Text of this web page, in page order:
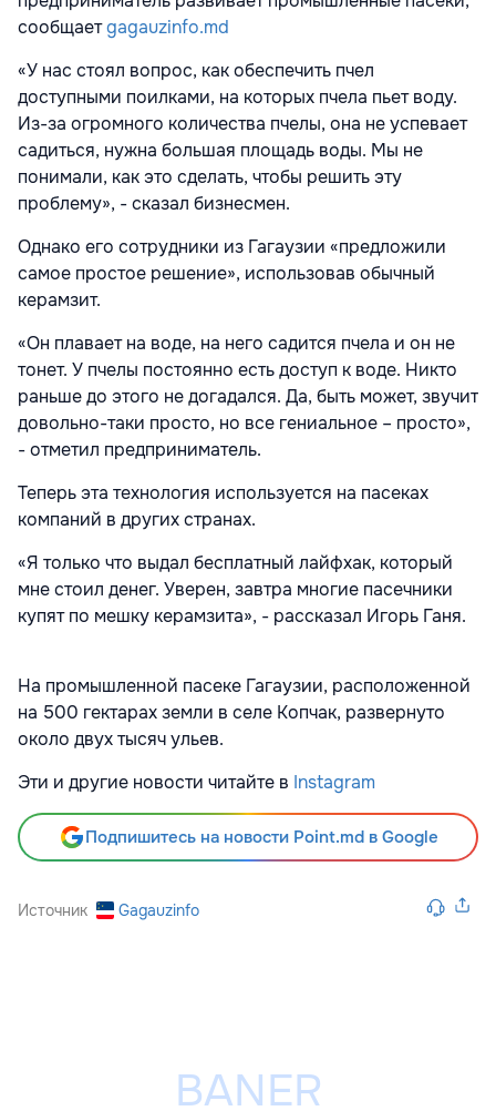
сообщаетgagauzinfo.md
«У нас стоял вопрос, как обеспечить пчел
доступными поилками, на которых пчела пьет воду.
Из-за огромного количества пчелы, она не успевает
садиться, нужна большая площадь воды. Мы не
понимали, как это сделать, чтобы решить эту
проблему», - сказал бизнесмен.
Однако его сотрудники из Гагаузии «предложили
самое простое решение», использовав обычный
керамзит.
«Он плавает на воде, на него садится пчела и он не
тонет. У пчелы постоянно есть доступ к воде. Никто
раньше до этого не догадался. Да, быть может, звучит
довольно-таки просто, но все гениальное – просто»,
- отметил предприниматель.
Теперь эта технология используется на пасеках
компаний в других странах.
«Я только что выдал бесплатный лайфхак, который
мне стоил денег. Уверен, завтра многие пасечники
купят по мешку керамзита», - рассказал Игорь Ганя.
На промышленной пасеке Гагаузии, расположенной
на 500 гектарах земли в селе Копчак, развернуто
около двух тысяч ульев.
Эти и другие новости читайте в Instagram
Подпишитесь на новости Point.md в Google
Источник Gagauzinfo